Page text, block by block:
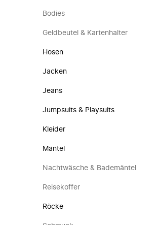
Bodies
Geldbeutel & Kartenhalter
Hosen
Jacken
Jeans
Jumpsuits & Playsuits
Kleider
Mäntel
Nachtwäsche & Bademäntel
Reisekoffer
Röcke